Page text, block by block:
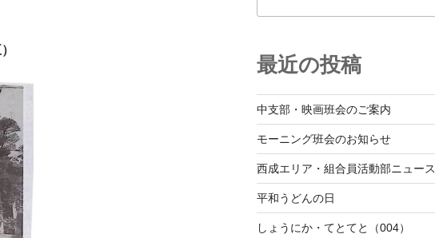
最近の投稿
中支部・映画班会のご案内
モーニング班会のお知らせ
西成エリア・組合員活動部ニュース
平和うどんの日
しょうにか・てとてと（004）